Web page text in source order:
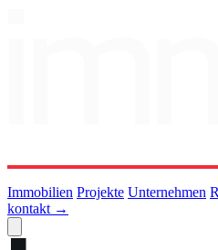
Immobilien Projekte Unternehmen
kontakt →